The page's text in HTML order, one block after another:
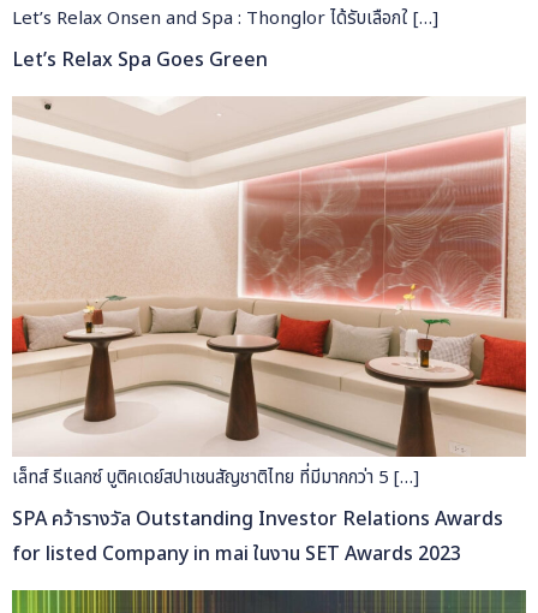
Let’s Relax Onsen and Spa : Thonglor ได้รับเลือกใ […]
Let’s Relax Spa Goes Green
เล็ทส์ รีแลกซ์ บูติคเดย์สปาเชนสัญชาติไทย ที่มีมากกว่า 5 […]
SPA คว้ารางวัล Outstanding Investor Relations Awards
for listed Company in mai ในงาน SET Awards 2023